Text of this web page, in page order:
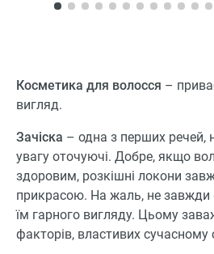
що волосся виглядає
обважнює.
Косметика для волосся –
вигляд.
Зачіска – одна з перших речей,
увагу оточуючі. Добре, якщо
здоровим, розкішні локони
прикрасою. На жаль, не завжди
їм гарного вигляду. Цьому
факторів, властивих сучасному